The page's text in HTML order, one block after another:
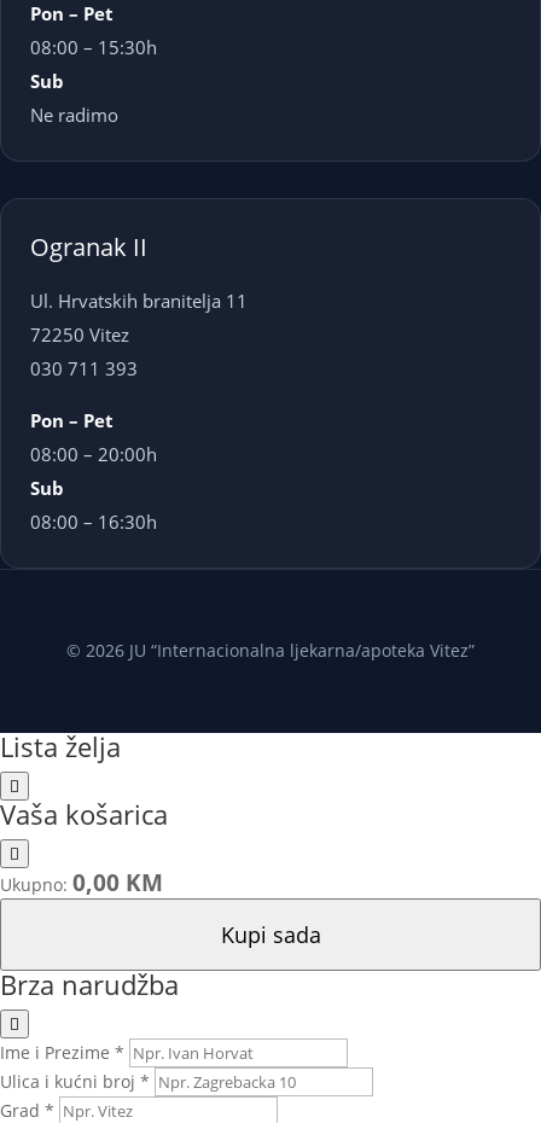
Pon – Pet
08:00 – 15:30h
Sub
Ne radimo
Ogranak II
Ul. Hrvatskih branitelja 11
72250 Vitez
030 711 393
Pon – Pet
08:00 – 20:00h
Sub
08:00 – 16:30h
© 2026 JU “Internacionalna ljekarna/apoteka Vitez”
Lista želja
Vaša košarica
Ukupno: 0,00 KM
Kupi sada
Brza narudžba
Ime i Prezime *
Ulica i kućni broj *
Grad *